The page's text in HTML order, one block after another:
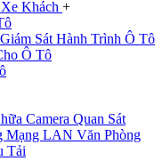
Khách +
Sát Hành Trình Ô Tô
Ô Tô
Camera Quan Sát
Mạng LAN Văn Phòng
Tải